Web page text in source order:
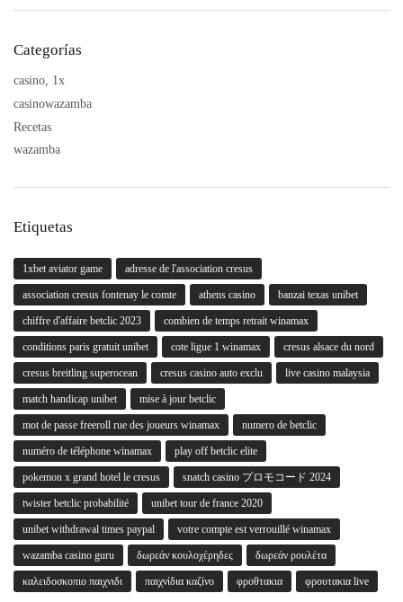
Categorías
casino, 1x
casinowazamba
Recetas
wazamba
Etiquetas
1xbet aviator game adresse de l'association cresus
association cresus fontenay le comte athens casino banzai texas unibet
chiffre d'affaire betclic 2023 combien de temps retrait winamax
conditions paris gratuit unibet cote ligue 1 winamax cresus alsace du nord
cresus breitling superocean cresus casino auto exclu live casino malaysia
match handicap unibet mise à jour betclic
mot de passe freeroll rue des joueurs winamax numero de betclic
numéro de téléphone winamax play off betclic elite
pokemon x grand hotel le cresus snatch casino プロモコード 2024
twister betclic probabilité unibet tour de france 2020
unibet withdrawal times paypal votre compte est verrouillé winamax
wazamba casino guru δωρεάν κουλοχέρηδες δωρεάν ρουλέτα
καλειδοσκοπιο παιχνιδι παιχνίδια καζίνο φροθτακια φρουτακια live